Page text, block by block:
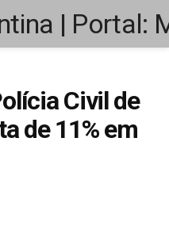
Civil de
de 11% em